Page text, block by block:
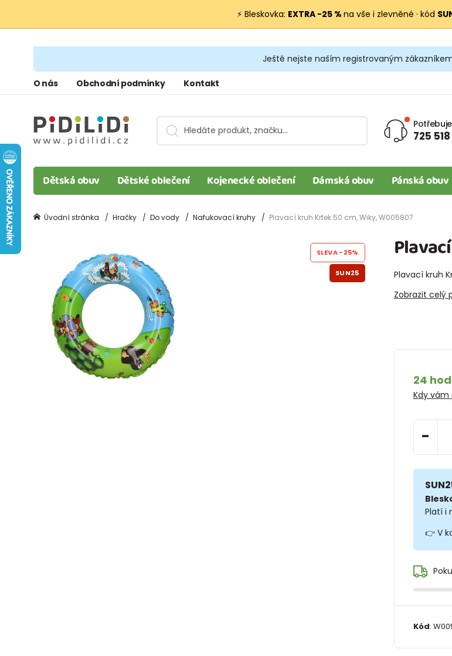
⚡ Bleskovka: EXTRA −25 % na vše i zlevněné · kód
Ještě nejste naším registrovaným
O nás Obchodní podmínky Kontakt
725
Dětská obuv Dětské oblečení Kojenecké oblečení Dámská obuv Pánská obuv
Úvodní stránka Hračky Do vody Nafukovací kruhy Plavací kruh Krtek 50 cm, Wiky, W005807
Plavací kruh
Zobrazit celý
24
Kdy
-
Platí i
👉 V
Kód:
SLEVA-25%
SUN25